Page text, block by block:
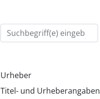
Urheber
Titel- und Urheberangaben